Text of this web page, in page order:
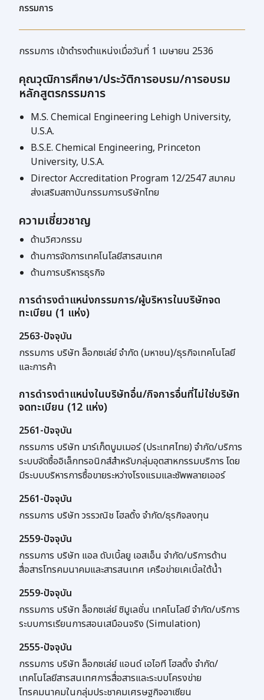
กรรมการ
กรรมการ เข้าดำรงตำแหน่งเมื่อวันที่ 1 เมษายน 2536
คุณวุฒิการศึกษา/ประวัติการอบรม/การอบรม
หลักสูตรกรรมการ
M.S. Chemical Engineering Lehigh University,
U.S.A.
B.S.E. Chemical Engineering, Princeton
University, U.S.A.
Director Accreditation Program 12/2547 สมาคม
ส่งเสริมสถาบันกรรมการบริษัทไทย
ความเชี่ยวชาญ
ด้านวิศวกรรม
ด้านการจัดการเทคโนโลยีสารสนเทศ
ด้านการบริหารธุรกิจ
การดำรงตำแหน่งกรรมการ/ผู้บริหารในบริษัทจด
ทะเบียน (1 แห่ง)
2563-ปัจจุบัน
กรรมการ บริษัท ล็อกซเล่ย์ จำกัด (มหาชน)/ธุรกิจเทคโนโลยี
และการค้า
การดำรงตำแหน่งในบริษัทอื่น/กิจการอื่นที่ไม่ใช่บริษัท
จดทะเบียน (12 แห่ง)
2561-ปัจจุบัน
กรรมการ บริษัท มาร์เก็ตบูมเมอร์ (ประเทศไทย) จำกัด/บริการ
ระบบจัดซื้ออิเล็กทรอนิกส์สำหรับกลุ่มอุตสาหกรรมบริการ โดย
มีระบบบริหารการซื้อขายระหว่างโรงแรมและซัพพลายเออร์
2561-ปัจจุบัน
กรรมการ บริษัท วรรวณิช โฮลดิ้ง จำกัด/ธุรกิจลงทุน
2559-ปัจจุบัน
กรรมการ บริษัท แอล ดับเบิ้ลยู เอสเอ็น จำกัด/บริการด้าน
สื่อสารโทรคมนาคมและสารสนเทศ เครือข่ายเคเบิ้ลใต้น้ำ
2559-ปัจจุบัน
กรรมการ บริษัท ล็อกซเล่ย์ ซิมูเลชั่น เทคโนโลยี จำกัด/บริการ
ระบบการเรียนการสอนเสมือนจริง (Simulation)
2555-ปัจจุบัน
กรรมการ บริษัท ล็อกซเล่ย์ แอนด์ เอไอที โฮลดิ้ง จำกัด/
เทคโนโลยีสารสนเทศการสื่อสารและระบบโครงข่าย
โทรคมนาคมในกลุ่มประชาคมเศรษฐกิจอาเซียน